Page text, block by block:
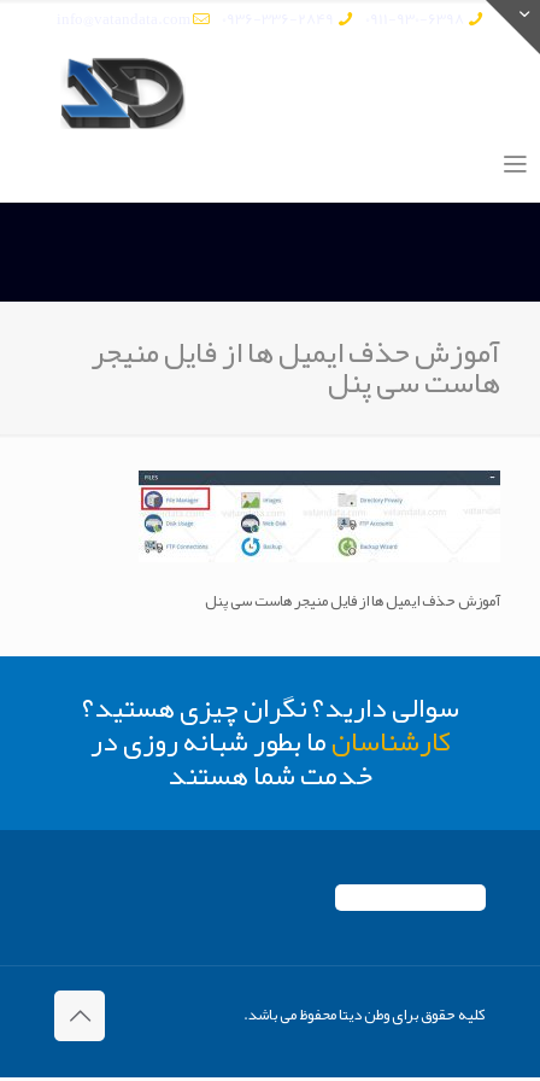
آموزش حذف ایمیل ها از فایل منیجر
هاست سی پنل
آموزش حذف ایمیل ها از فایل منیجر هاست سی پنل
سوالی دارید؟ نگران چیزی هستید؟
کارشناسانما بطور شبانه روزی در
خدمت شما هستند
کلیه حقوق برای وطن دیتا محفوظ می باشد.